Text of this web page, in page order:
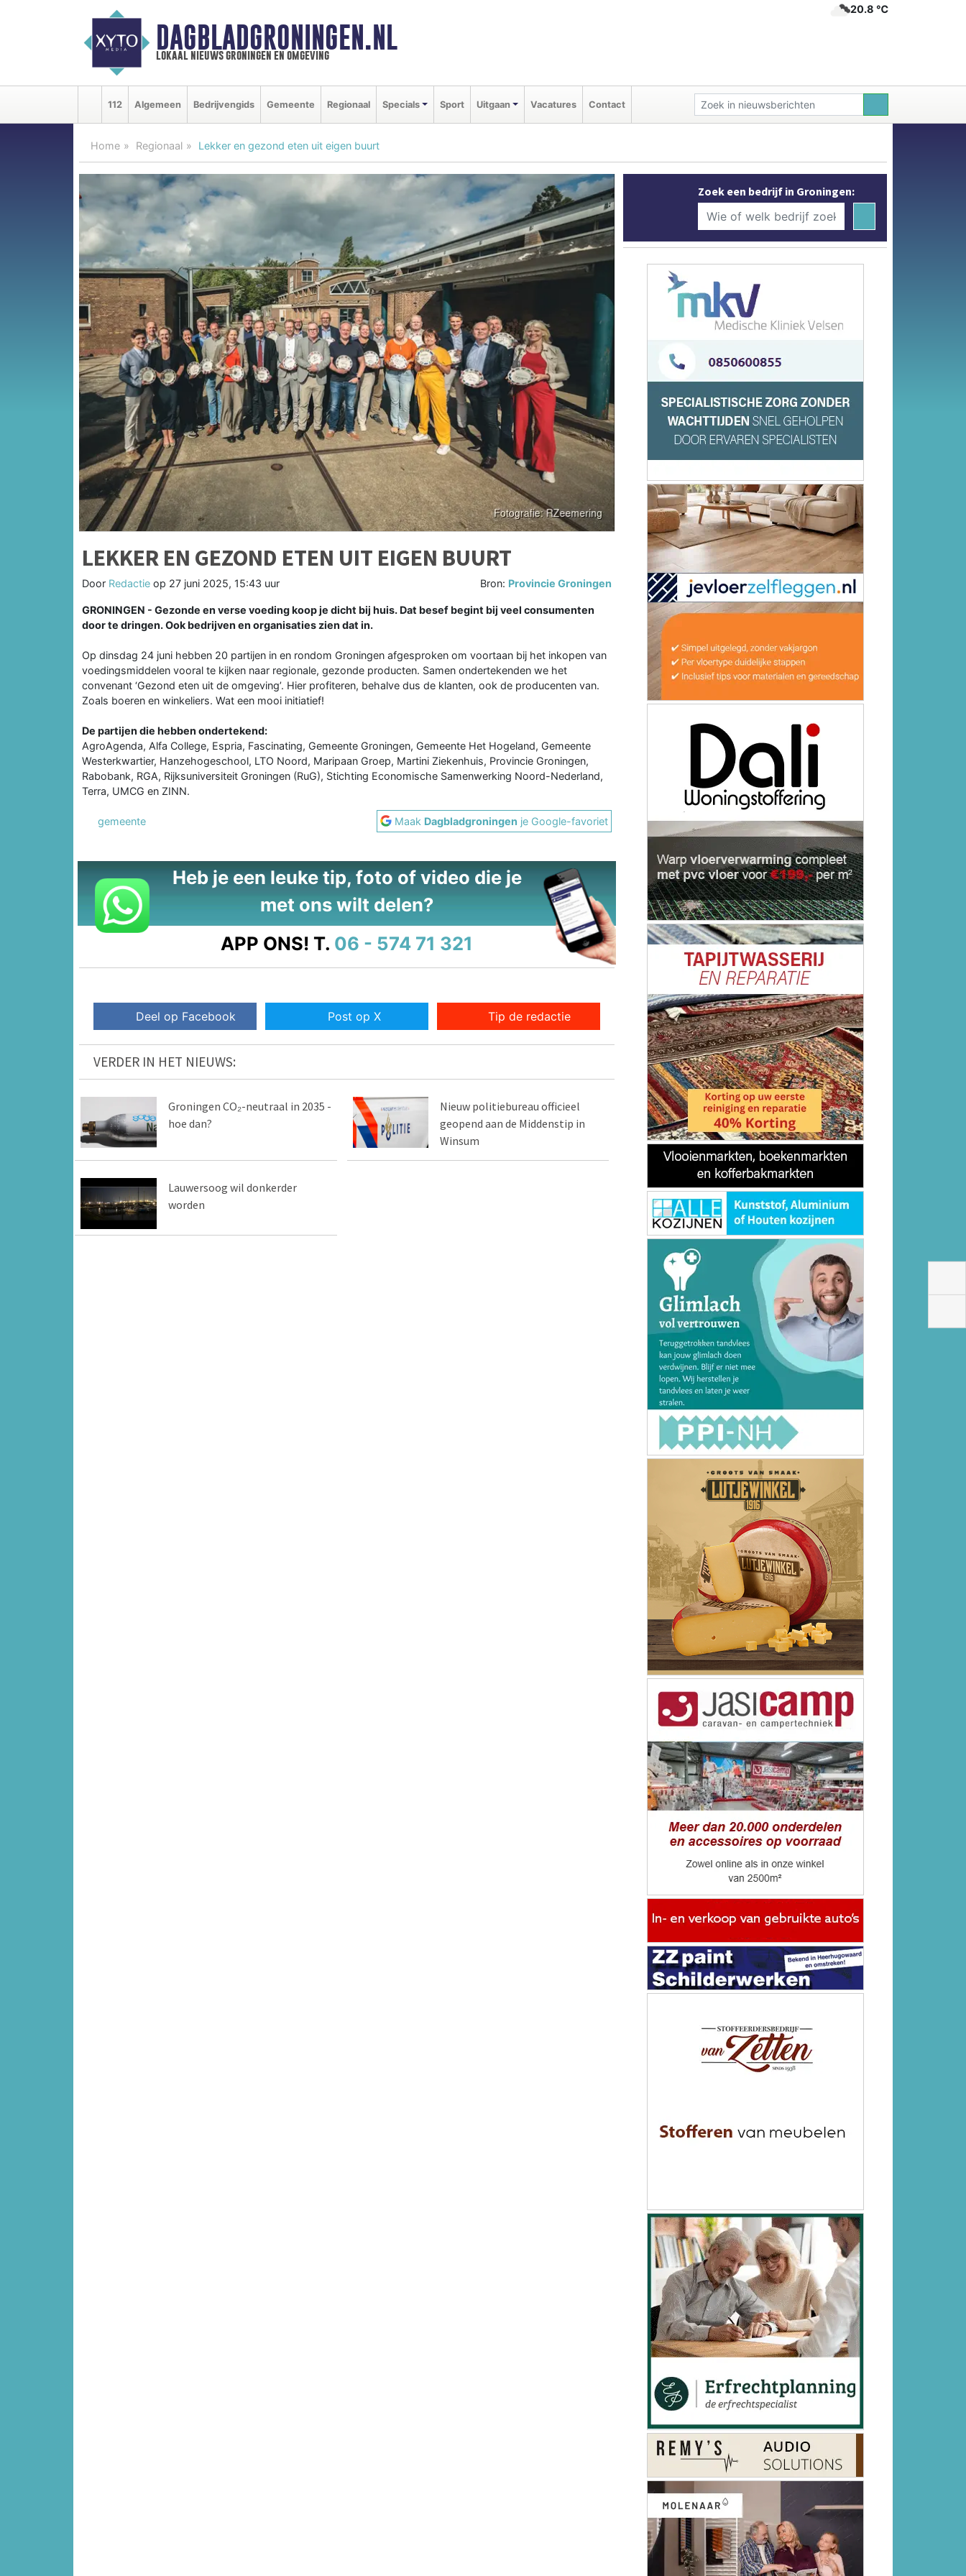
DAGBLADGRONINGEN.NL
lokaal nieuws groningen en omgeving
20.8 ℃
112 Algemeen Bedrijvengids Gemeente Regionaal Specials Sport Uitgaan Vacatures Contact
Home Regionaal Lekker en gezond eten uit eigen buurt
LEKKER EN GEZOND ETEN UIT EIGEN BUURT
Door Redactie op 27 juni 2025, 15:43 uur Bron: Provincie Groningen
GRONINGEN - Gezonde en verse voeding koop je dicht bij huis. Dat besef begint bij veel consumenten
door te dringen. Ook bedrijven en organisaties zien dat in.
Op dinsdag 24 juni hebben 20 partijen in en rondom Groningen afgesproken om voortaan bij het inkopen van
voedingsmiddelen vooral te kijken naar regionale, gezonde producten. Samen ondertekenden we het
convenant ‘Gezond eten uit de omgeving’. Hier profiteren, behalve dus de klanten, ook de producenten van.
Zoals boeren en winkeliers. Wat een mooi initiatief!
De partijen die hebben ondertekend:
AgroAgenda, Alfa College, Espria, Fascinating, Gemeente Groningen, Gemeente Het Hogeland, Gemeente
Westerkwartier, Hanzehogeschool, LTO Noord, Maripaan Groep, Martini Ziekenhuis, Provincie Groningen,
Rabobank, RGA, Rijksuniversiteit Groningen (RuG), Stichting Economische Samenwerking Noord-Nederland,
Terra, UMCG en ZINN.
gemeente Maak Dagbladgroningen je Google-favoriet
Heb je een leuke tip, foto of video die je
met ons wilt delen?
APP ONS! T. 06 - 574 71 321
Deel op Facebook Post op X Tip de redactie
VERDER IN HET NIEUWS:
Groningen CO₂-neutraal in 2035 -
hoe dan?
Nieuw politiebureau officieel
geopend aan de Middenstip in
Winsum
Lauwersoog wil donkerder
worden
Zoek een bedrijf in Groningen: